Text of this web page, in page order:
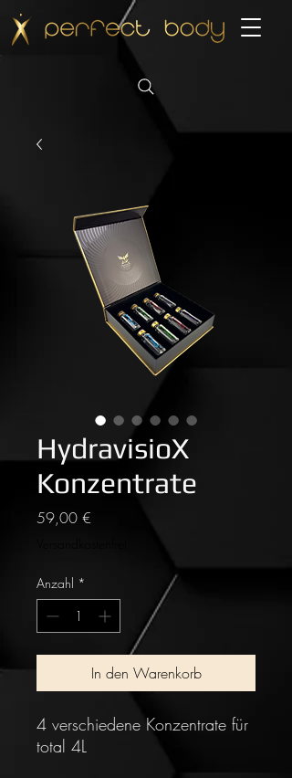
HydravisioX
Konzentrate
59,00 €
Anzahl *
In den Warenkorb
4 verschiedene Konzentrate für
total 4L